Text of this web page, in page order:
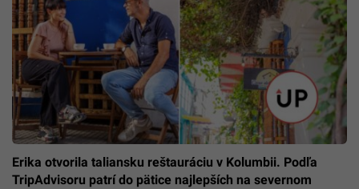
Erika otvorila taliansku reštauráciu v Kolumbii. Podľa
TripAdvisoru patrí do pätice najlepších na severnom